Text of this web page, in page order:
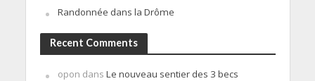
Randonnée dans la Drôme
Recent Comments
opon dans Le nouveau sentier des 3 becs